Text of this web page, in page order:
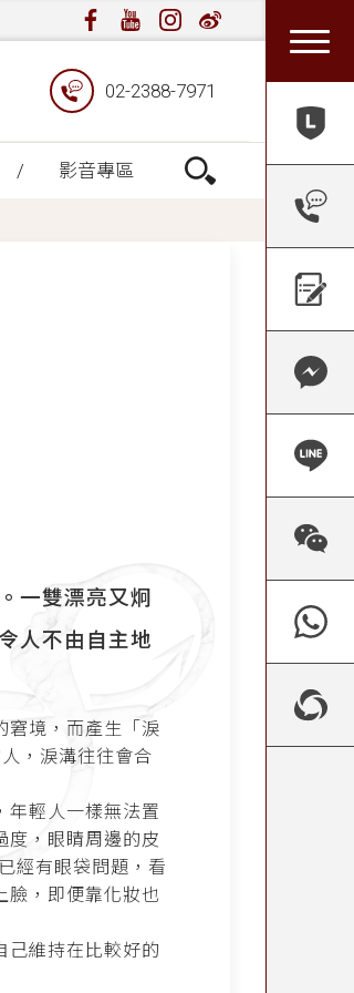
02-2388-7971
影音專區
一雙漂亮又炯
人不由自主地
窘境，而產生「淚
，淚溝往往會合
年輕人一樣無法置
度，眼睛周邊的皮
經有眼袋問題，看
臉，即便靠化妝也
己維持在比較好的